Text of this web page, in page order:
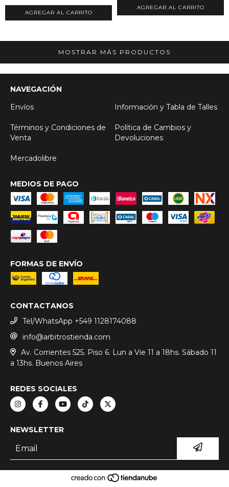
AGREGAR AL CARRITO
AGREGAR AL CARRITO
MOSTRAR MÁS PRODUCTOS
NAVEGACIÓN
Envíos
Información y Tabla de Talles
Términos y Condiciones de
Venta
Política de Cambios y
Devoluciones
Mercadolibre
MEDIOS DE PAGO
FORMAS DE ENVÍO
CONTACTANOS
Tel/WhatsApp +549 1128174088
info@arbitrostienda.com
Av. Corrientes 525. Piso 6. Lun a Vie 11 a 18hs. Sábado 11
a 13hs. Buenos Aires
REDES SOCIALES
NEWSLETTER